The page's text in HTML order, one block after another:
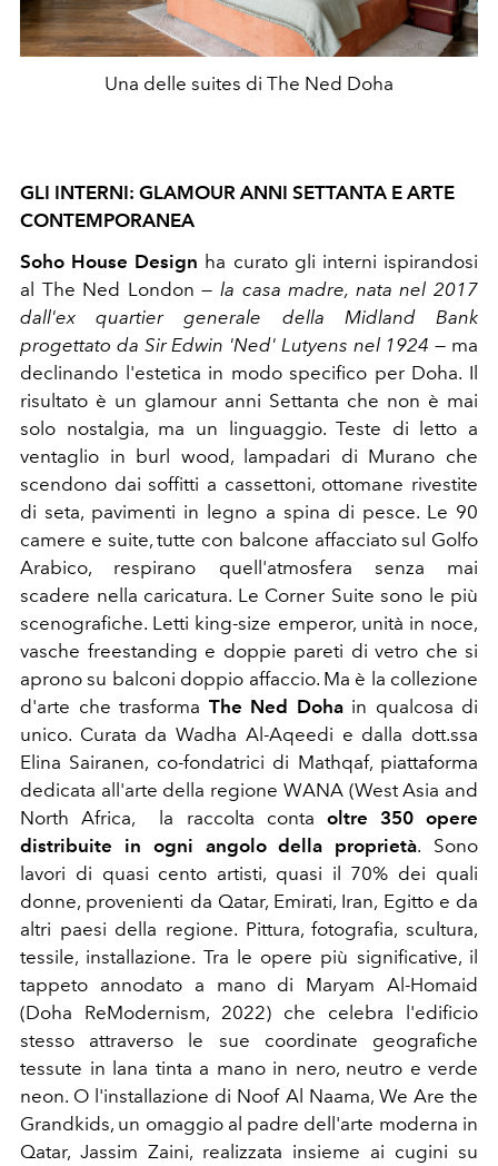
Una delle suites di The Ned Doha
GLI INTERNI: GLAMOUR ANNI SETTANTA E ARTE
CONTEMPORANEA
Soho House Design ha curato gli interni ispirandosi
al The Ned London — la casa madre, nata nel 2017
dall'ex quartier generale della Midland Bank
progettato da Sir Edwin 'Ned' Lutyens nel 1924 — ma
declinando l'estetica in modo specifico per Doha. Il
risultato è un glamour anni Settanta che non è mai
solo nostalgia, ma un linguaggio. Teste di letto a
ventaglio in burl wood, lampadari di Murano che
scendono dai soffitti a cassettoni, ottomane rivestite
di seta, pavimenti in legno a spina di pesce. Le 90
camere e suite, tutte con balcone affacciato sul Golfo
Arabico, respirano quell'atmosfera senza mai
scadere nella caricatura. Le Corner Suite sono le più
scenografiche. Letti king-size emperor, unità in noce,
vasche freestanding e doppie pareti di vetro che si
aprono su balconi doppio affaccio. Ma è la collezione
d'arte che trasforma The Ned Doha in qualcosa di
unico. Curata da Wadha Al-Aqeedi e dalla dott.ssa
Elina Sairanen, co-fondatrici di Mathqaf, piattaforma
dedicata all'arte della regione WANA (West Asia and
North Africa, la raccolta conta oltre 350 opere
distribuite in ogni angolo della proprietà.
Sono
lavori di quasi cento artisti, quasi il 70% dei quali
donne, provenienti da Qatar, Emirati, Iran, Egitto e da
altri paesi della regione. Pittura, fotografia, scultura,
tessile, installazione. Tra le opere più significative, il
tappeto annodato a mano di Maryam Al-Homaid
(Doha ReModernism, 2022) che celebra l'edificio
stesso attraverso le sue coordinate geografiche
tessute in lana tinta a mano in nero, neutro e verde
neon. O l'installazione di Noof Al Naama, We Are the
Grandkids, un omaggio al padre dell'arte moderna in
Qatar, Jassim Zaini, realizzata insieme ai cugini su